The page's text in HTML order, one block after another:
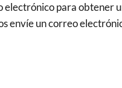
electrónico para obtener
envíe un correo